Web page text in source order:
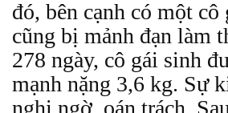
đó, bên cạnh có một
cũng bị mảnh đạn làm
278 ngày, cô gái sinh
mạnh nặng 3,6 kg. Sự
nghi ngờ, oán trách.